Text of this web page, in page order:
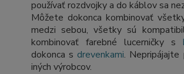
používať rozdvojky a do káblov sa
Môžete dokonca kombinovať
medzi sebou, všetky sú
kombinovať farebné lucerničky s
dokonca s drevenkami.
iných výrobcov.